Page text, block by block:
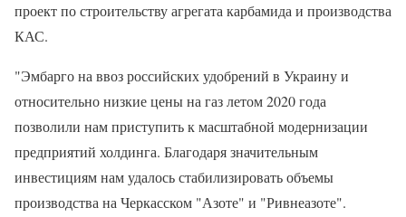
проект по строительству агрегата карбамида и производства
КАС.
"Эмбарго на ввоз российских удобрений в Украину и
относительно низкие цены на газ летом 2020 года
позволили нам приступить к масштабной модернизации
предприятий холдинга. Благодаря значительным
инвестициям нам удалось стабилизировать объемы
производства на Черкасском "Азоте" и "Ривнеазоте".